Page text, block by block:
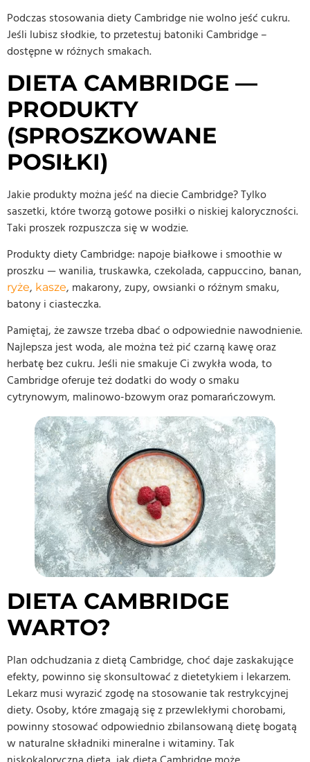
Podczas stosowania diety Cambridge nie wolno jeść cukru.
Jeśli lubisz słodkie, to przetestuj batoniki Cambridge –
dostępne w różnych smakach.
DIETA CAMBRIDGE —
PRODUKTY
(SPROSZKOWANE
POSIŁKI)
Jakie produkty można jeść na diecie Cambridge? Tylko
saszetki, które tworzą gotowe posiłki o niskiej kaloryczności.
Taki proszek rozpuszcza się w wodzie.
Produkty diety Cambridge: napoje białkowe i smoothie w
proszku — wanilia, truskawka, czekolada, cappuccino, banan,
ryże, kasze, makarony, zupy, owsianki o różnym smaku,
batony i ciasteczka.
Pamiętaj, że zawsze trzeba dbać o odpowiednie nawodnienie.
Najlepsza jest woda, ale można też pić czarną kawę oraz
herbatę bez cukru. Jeśli nie smakuje Ci zwykła woda, to
Cambridge oferuje też dodatki do wody o smaku
cytrynowym, malinowo-bzowym oraz pomarańczowym.
DIETA CAMBRIDGE
WARTO?
Plan odchudzania z dietą Cambridge, choć daje zaskakujące
efekty, powinno się skonsultować z dietetykiem i lekarzem.
Lekarz musi wyrazić zgodę na stosowanie tak restrykcyjnej
diety. Osoby, które zmagają się z przewlekłymi chorobami,
powinny stosować odpowiednio zbilansowaną dietę bogatą
w naturalne składniki mineralne i witaminy. Tak